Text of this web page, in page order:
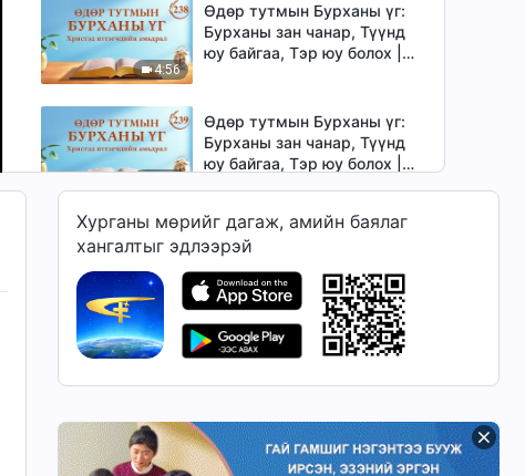
4:56
Өдөр тутмын Бурханы үг:
Бурханы зан чанар, Түүнд
юу байгаа, Тэр юу болох |
Өдөр тутмын Бурханы үг:
Бурханы зан чанар, Түүнд
юу байгаа, Тэр юу болох |
6:45
Өдөр тутмын Бурханы үг:
Бурханы зан чанар, Түүнд
юу байгаа, Тэр юу болох |
Эшлэл 240
Өдөр тутмын Бурханы үг:
Бурханы зан чанар, Түүнд
юу байгаа, Тэр юу болох |
Өдөр тутмын Бурханы үг:
Бурханы зан чанар, Түүнд
Хурганы мөрийг дагаж, амийн баялаг
хангалтыг эдлээрэй